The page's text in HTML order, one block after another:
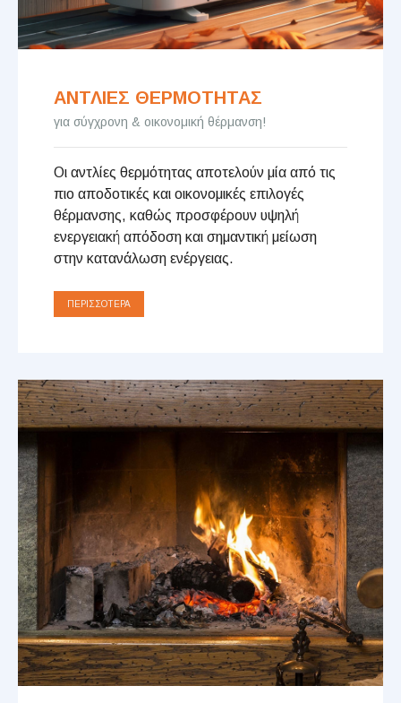
ΑΝΤΛΙΕΣ ΘΕΡΜΟΤΗΤΑΣ
για σύγχρονη & οικονομική θέρμανση!
Οι αντλίες θερμότητας αποτελούν μία από τις
πιο αποδοτικές και οικονομικές επιλογές
θέρμανσης, καθώς προσφέρουν υψηλή
ενεργειακή απόδοση και σημαντική μείωση
στην κατανάλωση ενέργειας.
ΠΕΡΙΣΣΌΤΕΡΑ